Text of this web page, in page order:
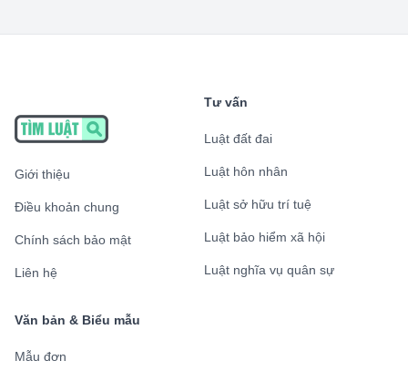
Giới thiệu
Điều khoản chung
Chính sách bảo mật
Liên hệ
Tư vấn
Luật đất đai
Luật hôn nhân
Luật sở hữu trí tuệ
Luật bảo hiểm xã hội
Luật nghĩa vụ quân sự
Văn bản & Biểu mẫu
Mẫu đơn